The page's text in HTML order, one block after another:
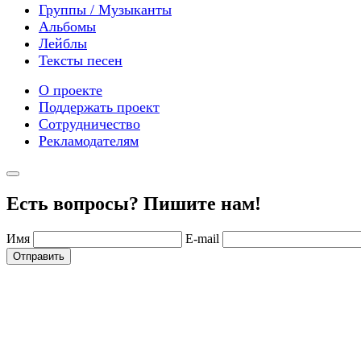
Группы / Музыканты
Альбомы
Лейблы
Тексты песен
О проекте
Поддержать проект
Сотрудничество
Рекламодателям
Есть вопросы? Пишите нам!
Имя E-mail